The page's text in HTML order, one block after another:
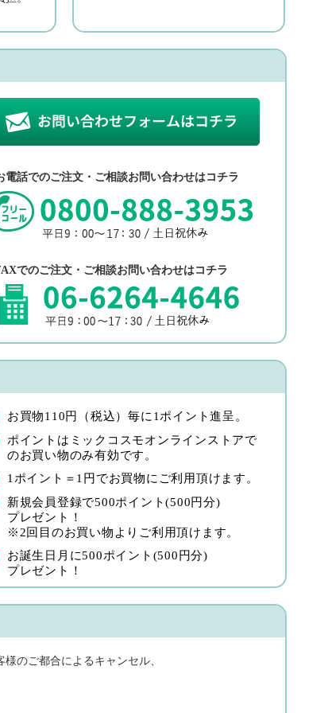
話でのご注文・ご相談お問い合わせはコチラ
でのご注文・ご相談お問い合わせはコチラ
お買物110円（税込）毎に1ポイント進呈。
ポイントはミックコスモオンラインストアで
のお買い物のみ有効です。
1ポイント＝1円でお買物にご利用頂けます。
新規会員登録で500ポイント(500円分)
プレゼント！
※2回目のお買い物よりご利用頂けます。
お誕生日月に500ポイント(500円分)
プレゼント！
のご都合によるキャンセル、